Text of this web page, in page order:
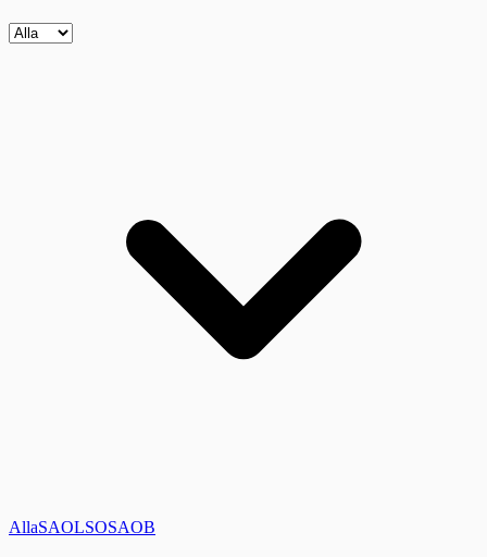
AllaSAOLSOSAOB